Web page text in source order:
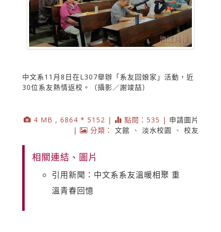
中文系11月8日在L307舉辦「系友回娘家」活動，近
30位系友熱情返校。（攝影／謝竣喆）
4 MB , 6864 * 5152 | 點閱：535 | 申請圖片
|
分類： 文館 、 淡水校園 、 校友
相關連結、圖片
引用新聞：中文系系友溫暖相聚 重
溫青春回憶